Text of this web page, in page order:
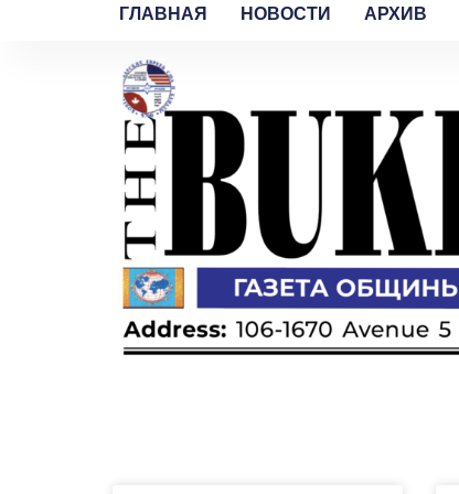
ГЛАВНАЯ НОВОСТИ АРХИВ